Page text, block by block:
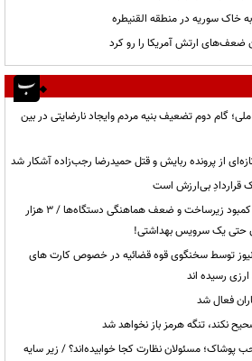
خاک سوریه در منطقه القنیطره
ضعف‌های ارتش آمریکا را رو کرد
گام دوم تضعیف بنیه مردم وایجاد نارضایتی در بین
تازه‌ای از پرونده ربایش و قتل حمیدرضا رجب‌زاده آشکار شد
قراردادِ بی‌ارزش است
ریمـدان؛ مرزی گرفتار در صف، کمبود زیرساخت و ضعف هماهنگی دستگاه‌ها / ۳ هزار
حتی یک سرویس بهداشتی!
نیوز توسط سخنگوی قوه قضائیه در خصوص کارت های
ارزی رسیده اند
فعال شد
نکند، تنگه هرمز باز نخواهد شد
پوشاک؛ مسئولان نظارت کجا خوابیده‌اند؟ / زیر سایه